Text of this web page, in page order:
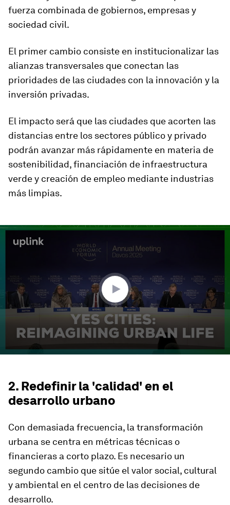
fuerza combinada de gobiernos, empresas y
sociedad civil.
El primer cambio consiste en institucionalizar las
alianzas transversales que conectan las
prioridades de las ciudades con la innovación y la
inversión privadas.
El impacto será que las ciudades que acorten las
distancias entre los sectores público y privado
podrán avanzar más rápidamente en materia de
sostenibilidad, financiación de infraestructura
verde y creación de empleo mediante industrias
más limpias.
0
seconds
seconds
2. Redefinir la 'calidad' en el
desarrollo urbano
Con demasiada frecuencia, la transformación
urbana se centra en métricas técnicas o
financieras a corto plazo. Es necesario un
segundo cambio que sitúe el valor social, cultural
y ambiental en el centro de las decisiones de
desarrollo.